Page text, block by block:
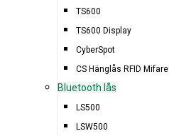
TS600
TS600 Display
CyberSpot
CS Hänglås RFID Mifare
Bluetooth lås
LS500
LSW500